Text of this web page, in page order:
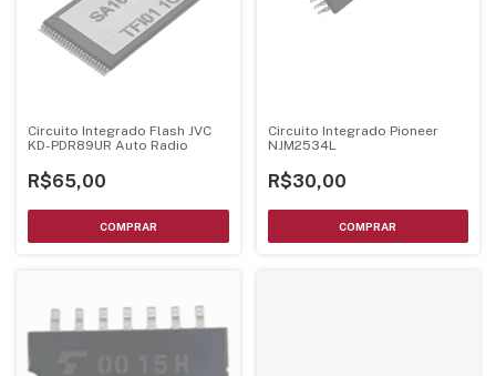
Circuito Integrado Flash JVC
KD-PDR89UR Auto Radio
R$65,00
Circuito Integrado Pioneer
NJM2534L
R$30,00